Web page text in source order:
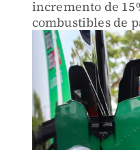
incremento de
combustibles de